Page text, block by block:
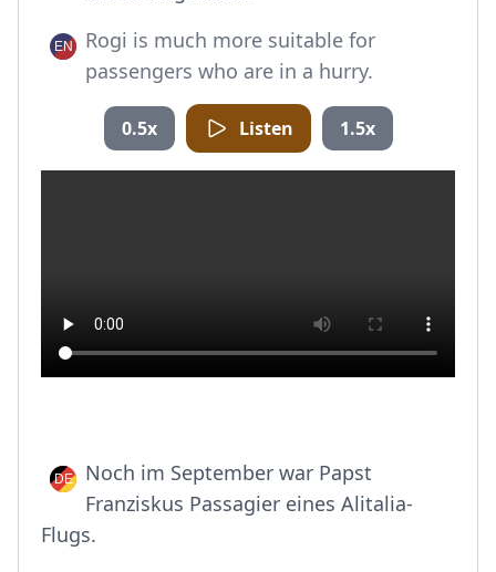
Rogi is much more suitable for
passengers who are in a hurry.
0.5x Listen 1.5x
Noch im September war Papst
Franziskus Passagier eines Alitalia-
Flugs.